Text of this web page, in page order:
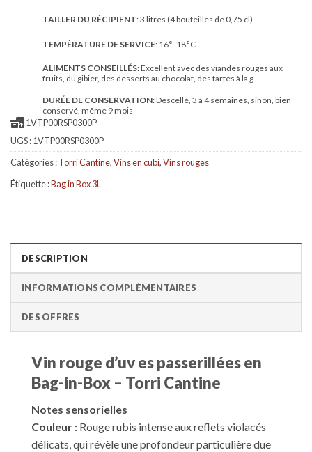
TAILLER DU RÉCIPIENT: 3 litres (4 bouteilles de 0,75 cl)
TEMPÉRATURE DE SERVICE: 16°- 18°C
ALIMENTS CONSEILLÉS: Excellent avec des viandes rouges aux
fruits, du gibier, des desserts au chocolat, des tartes à la g
DURÉE DE CONSERVATION: Descellé, 3 à 4 semaines, sinon, bien
conservé, même 9 mois
1VTP00RSP0300P
UGS :1VTP00RSP0300P
Catégories :Torri Cantine,Vins en cubi,Vins rouges
Étiquette :Bag in Box 3L
DESCRIPTION
INFORMATIONS COMPLÉMENTAIRES
DES OFFRES
Vin rouge d’uv es passerillées en
Bag-in-Box – Torri Cantine
Notes sensorielles
Couleur : Rouge rubis intense aux reflets violacés
délicats, qui révèle une profondeur particulière due